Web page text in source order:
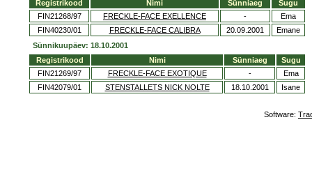
Registrikood
Nimi Sünniaeg
Sugu
FIN21268/97
FRECKLE-FACE EXELLENCE -
Ema
FIN40230/01
FRECKLE-FACE CALIBRA 20.09.2001
Emane
Sünnikuupäev: 18.10.2001
Registrikood
Nimi Sünniaeg
Sugu
FIN21269/97
FRECKLE-FACE EXOTIQUE -
Ema
FIN42079/01
STENSTALLETS NICK NOLTE 18.10.2001 Isane
Software: